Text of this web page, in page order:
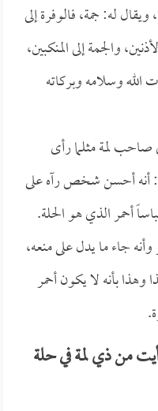
له: جمة، فالوفرة إلى
والجمة إلى المنكبين،
وسلامه وبركاته
صاحب لمة مثلما رأى
أنه أحسن شخص رآه على
أحمر الذي هو الحلة.
جاء ما يدل على منعه،
وهذا بأنه لا يكون أحمر
من ذي لمة في حلة